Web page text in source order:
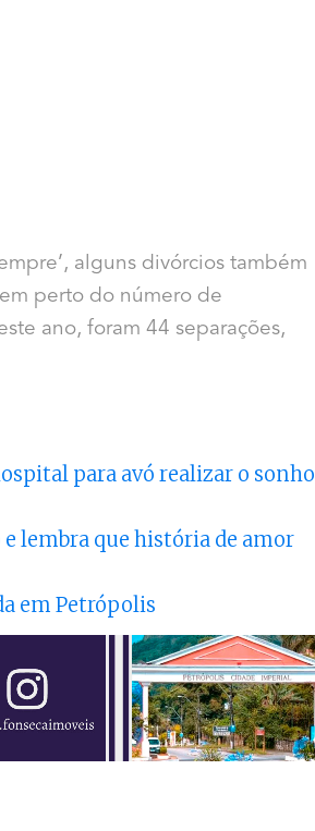
alguns divórcios também
perto do número de
ano, foram 44 separações,
para avó realizar o sonho
lembra que história de amor
em Petrópolis